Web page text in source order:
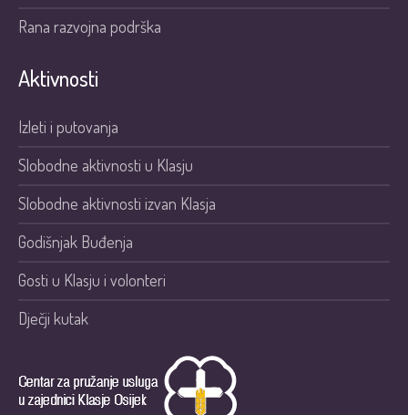
Rana razvojna podrška
Aktivnosti
Izleti i putovanja
Slobodne aktivnosti u Klasju
Slobodne aktivnosti izvan Klasja
Godišnjak Buđenja
Gosti u Klasju i volonteri
Dječji kutak